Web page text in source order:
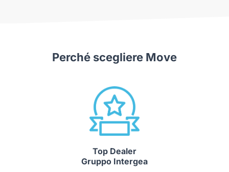
Perché scegliere Move
Top Dealer
Gruppo Intergea